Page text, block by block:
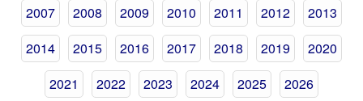
2007
2008 2009 2010 2011 2012
2013
2014
2015 2016 2017 2018 2019
2020
2021
2022 2023 2024 2025 2026